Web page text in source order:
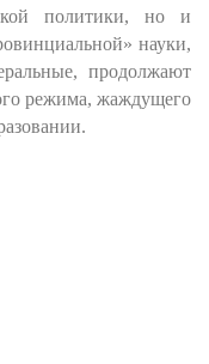
политики, но и
науки,
продолжают
режима, жаждущего